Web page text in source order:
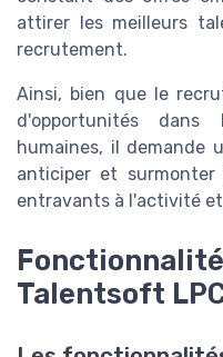
attirer les meilleurs
recrutement.
Ainsi, bien que le
d'opportunités
humaines, il demande
anticiper et surmonter
entravants à l'activité
Talentsoft